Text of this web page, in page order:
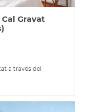
Gravat
a través del